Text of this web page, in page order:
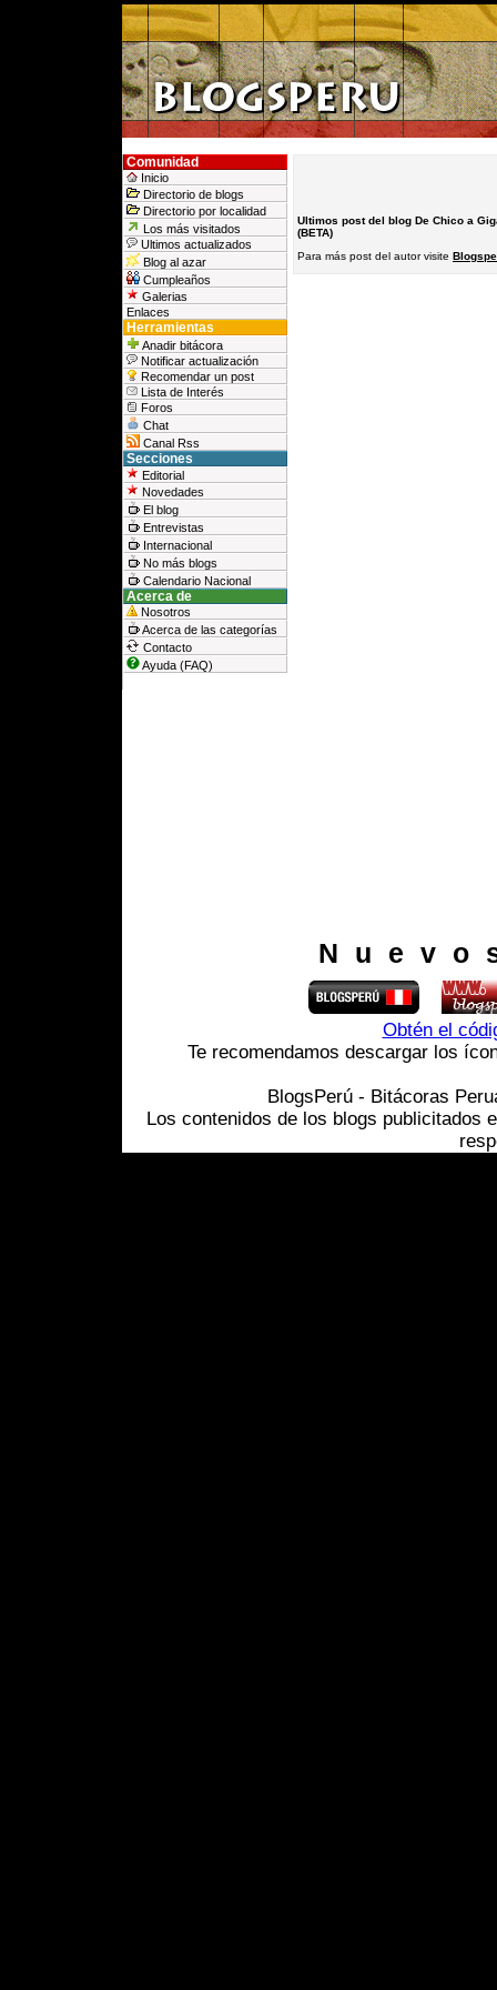
Comunidad
Inicio
Directorio de blogs
Directorio por localidad
Los más visitados
Ultimos actualizados
Blog al azar
Cumpleaños
Galerias
Enlaces
Herramientas
Anadir bitácora
Notificar actualización
Recomendar un post
Lista de Interés
Foros
Chat
Canal Rss
Secciones
Editorial
Novedades
El blog
Entrevistas
Internacional
No más blogs
Calendario Nacional
Acerca de
Nosotros
Acerca de las categorías
Contacto
Ayuda (FAQ)
Ultimos post del blog De Chico a
(BETA)
Para más post del autor visite
Obtén el
Te recomendamos descargar los
BlogsPerú - Bitácoras
Los contenidos de los blogs publicitados